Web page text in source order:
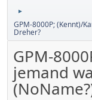
►
GPM-8000P; (Kennt)/
Dreher?
GPM-
jemand